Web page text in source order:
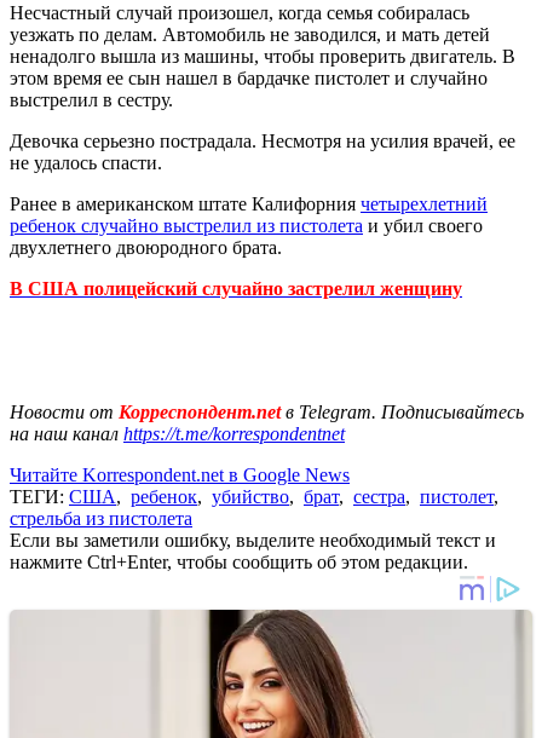
Несчастный случай произошел, когда семья собиралась
уезжать по делам. Автомобиль не заводился, и мать детей
ненадолго вышла из машины, чтобы проверить двигатель. В
этом время ее сын нашел в бардачке пистолет и случайно
выстрелил в сестру.
Девочка серьезно пострадала. Несмотря на усилия врачей, ее
не удалось спасти.
Ранее в ​​американском штате Калифорния четырехлетний
ребенок случайно выстрелил из пистолета и убил своего
двухлетнего двоюродного брата.
В США полицейский случайно застрелил женщину
Новости от Корреспондент.netв Telegram. Подписывайтесь
на наш канал https://t.me/korrespondentnet
Читайте Korrespondent.net в Google News
ТЕГИ: США, ребенок, убийство, брат, сестра, пистолет,
стрельба из пистолета
Если вы заметили ошибку, выделите необходимый текст и
нажмите Ctrl+Enter, чтобы сообщить об этом редакции.